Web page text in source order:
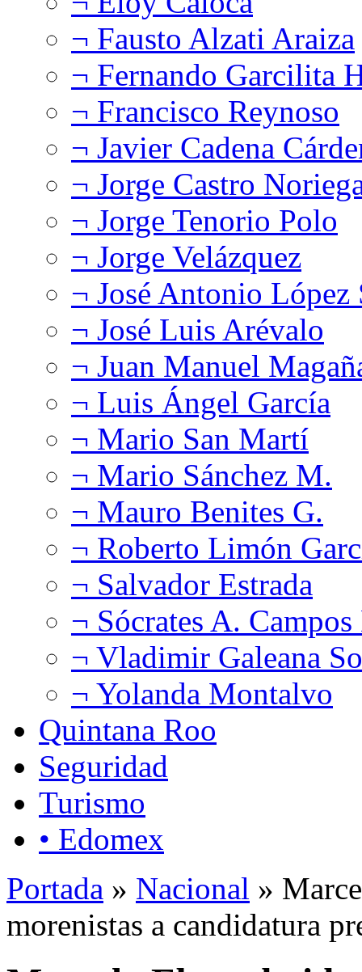
¬ Fausto Alzati Araiza
¬ Fernando Garcilita
¬ Francisco Reynoso
¬ Javier Cadena
¬ Jorge Castro
¬ Jorge Tenorio Polo
¬ Jorge Velázquez
¬ José Antonio López
¬ José Luis Arévalo
¬ Juan Manuel
¬ Luis Ángel García
¬ Mario San Martí
¬ Mario Sánchez M.
¬ Mauro Benites G.
¬ Roberto Limón
¬ Salvador Estrada
¬ Sócrates A.
¬ Vladimir Galeana
¬ Yolanda Montalvo
Quintana Roo
Seguridad
Turismo
• Edomex
Portada » Nacional »
morenistas a candidatura